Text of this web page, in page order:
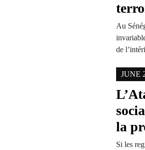
Au
de
JUNE
la
Si les